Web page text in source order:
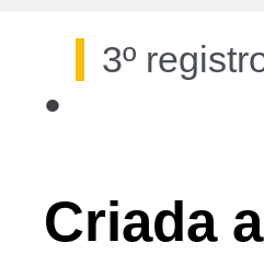
3º
•22 de fev. de 1954,
Criada